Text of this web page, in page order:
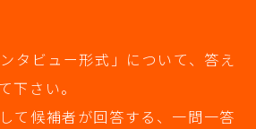
タビュー形式」について、答え
下さい。
て候補者が回答する、一問一答